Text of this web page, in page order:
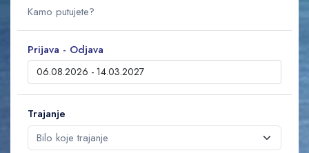
Prijava - Odjava
Trajanje